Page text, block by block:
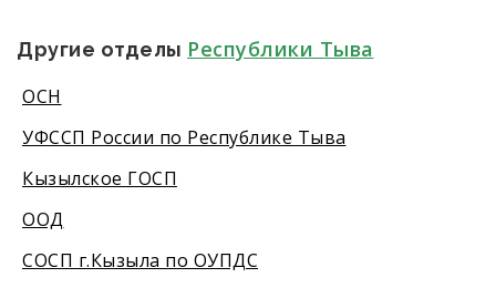
Другие отделы Республики Тыва
ОСН
УФССП России по Республике Тыва
Кызылское ГОСП
ООД
СОСП г.Кызыла по ОУПДС